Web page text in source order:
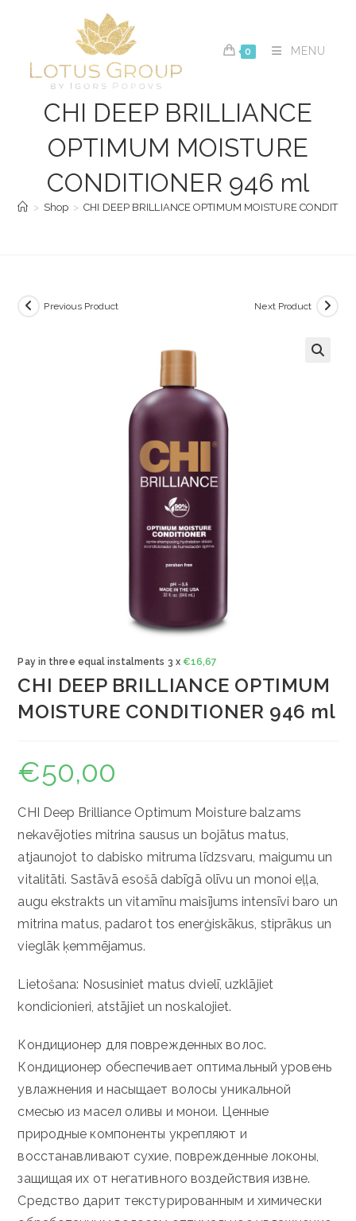
0 MENU
CHI DEEP BRILLIANCE
OPTIMUM MOISTURE
CONDITIONER 946 ml
> Shop > CHI DEEP BRILLIANCE OPTIMUM MOISTURE
Previous Product Next Product
Pay in three equal instalments 3 x €16,67
CHI DEEP BRILLIANCE OPTIMUM
MOISTURE CONDITIONER 946 ml
€50,00
CHI Deep Brilliance Optimum Moisture balzams
nekavējoties mitrina sausus un bojātus matus,
atjaunojot to dabisko mitruma līdzsvaru, maigumu un
vitalitāti. Sastāvā esošā dabīgā olīvu un monoi eļļa,
augu ekstrakts un vitamīnu maisījums intensīvi baro un
mitrina matus, padarot tos enerģiskākus, stiprākus un
vieglāk ķemmējamus.
Lietošana: Nosusiniet matus dvielī, uzklājiet
kondicionieri, atstājiet un noskalojiet.
Кондиционер для поврежденных волос.
Кондиционер обеспечивает оптимальный уровень
увлажнения и насыщает волосы уникальной
смесью из масел оливы и монои. Ценные
природные компоненты укрепляют и
восстанавливают сухие, поврежденные локоны,
защищая их от негативного воздействия извне.
Средство дарит текстурированным и химически